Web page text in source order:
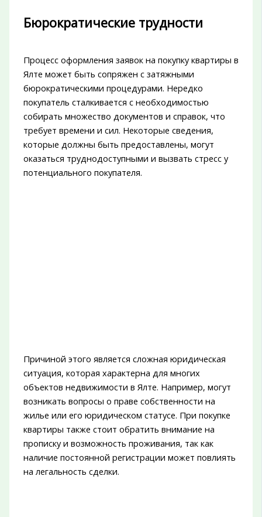
Бюрократические трудности
Процесс оформления заявок на покупку квартиры в
Ялте может быть сопряжен с затяжными
бюрократическими процедурами. Нередко
покупатель сталкивается с необходимостью
собирать множество документов и справок, что
требует времени и сил. Некоторые сведения,
которые должны быть предоставлены, могут
оказаться труднодоступными и вызвать стресс у
потенциального покупателя.
Причиной этого является сложная юридическая
ситуация, которая характерна для многих
объектов недвижимости в Ялте. Например, могут
возникать вопросы о праве собственности на
жилье или его юридическом статусе. При покупке
квартиры также стоит обратить внимание на
прописку и возможность проживания, так как
наличие постоянной регистрации может повлиять
на легальность сделки.